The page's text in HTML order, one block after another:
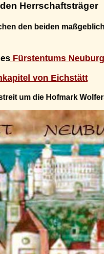
Herrschaftsträger
den beiden
Fürstentums Neuburg
von Eichstätt
um die Hofmark